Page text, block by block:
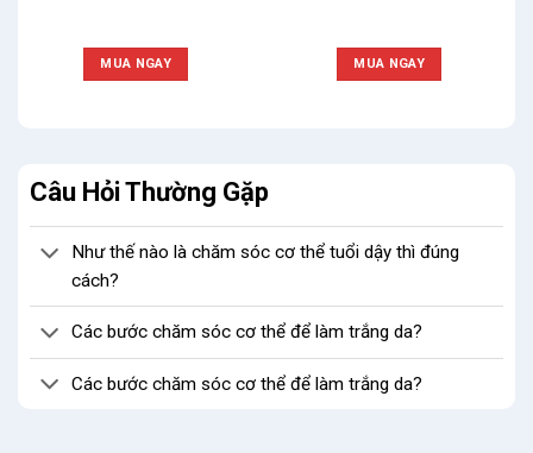
MUA NGAY MUA NGAY
Câu Hỏi Thường Gặp
Như thế nào là chăm sóc cơ thể tuổi dậy thì đúng
cách?
Các bước chăm sóc cơ thể để làm trắng da?
Các bước chăm sóc cơ thể để làm trắng da?